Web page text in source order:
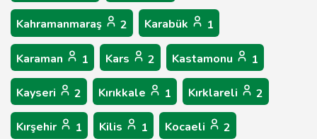
Kahramanmaraş 2 Karabük 1
Karaman 1 Kars 2 Kastamonu 1
Kayseri 2 Kırıkkale 1 Kırklareli 2
Kırşehir 1 Kilis 1 Kocaeli 2